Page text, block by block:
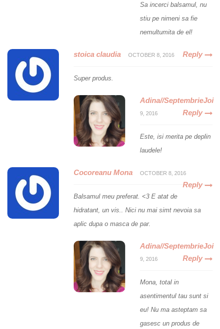
Sa incerci balsamul, nu
stiu pe nimeni sa fie
nemultumita de el!
stoica claudia OCTOBER 8, 2016 Reply
Super produs.
Adina//SeptembrieJoi
9, 2016 Reply
Este, isi merita pe deplin
laudele!
Cocoreanu Mona OCTOBER 8, 2016
Reply
Balsamul meu preferat. <3 E atat de
hidratant, un vis.. Nici nu mai simt nevoia sa
aplic dupa o masca de par.
Adina//SeptembrieJoi
9, 2016 Reply
Mona, total in
asentimentul tau sunt si
eu! Nu ma asteptam sa
gasesc un produs de